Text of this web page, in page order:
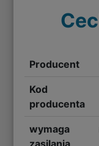
Producent
Kod
producenta
wymaga
zasilania